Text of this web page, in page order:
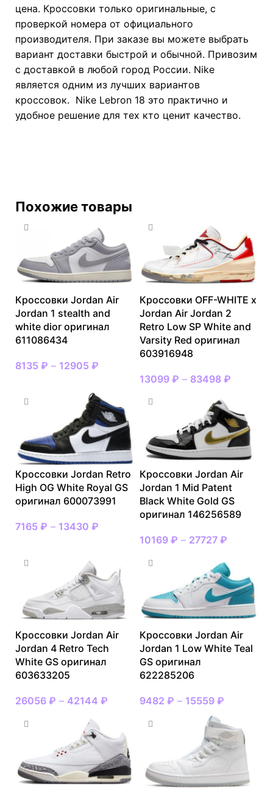
цена. Кроссовки только оригинальные, с
проверкой номера от официального
производителя. При заказе вы можете выбрать
вариант доставки быстрой и обычной. Привозим
с доставкой в любой город России. Nike
является одним из лучших вариантов
кроссовок. Nike Lebron 18 это практично и
удобное решение для тех кто ценит качество.
Похожие товары
Кроссовки Jordan Air
Jordan 1 stealth and
white dior оригинал
611086434
8135 ₽ – 12905 ₽
Кроссовки OFF-WHITE x
Jordan Air Jordan 2
Retro Low SP White and
Varsity Red оригинал
603916948
13099 ₽ – 83498 ₽
Кроссовки Jordan Retro
High OG White Royal GS
оригинал 600073991
7165 ₽ – 13430 ₽
Кроссовки Jordan Air
Jordan 1 Mid Patent
Black White Gold GS
оригинал 146256589
10169 ₽ – 27727 ₽
Кроссовки Jordan Air
Jordan 4 Retro Tech
White GS оригинал
603633205
26056 ₽ – 42144 ₽
Кроссовки Jordan Air
Jordan 1 Low White Teal
GS оригинал
622285206
9482 ₽ – 15559 ₽